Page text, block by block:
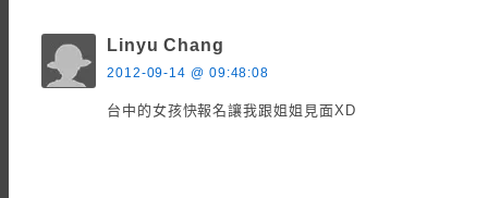
Linyu Chang
2012-09-14 @ 09:48:08
台中的女孩快報名讓我跟姐姐見面XD